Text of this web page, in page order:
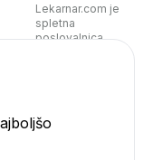
Lekarnar.com je
spletna
poslovalnica